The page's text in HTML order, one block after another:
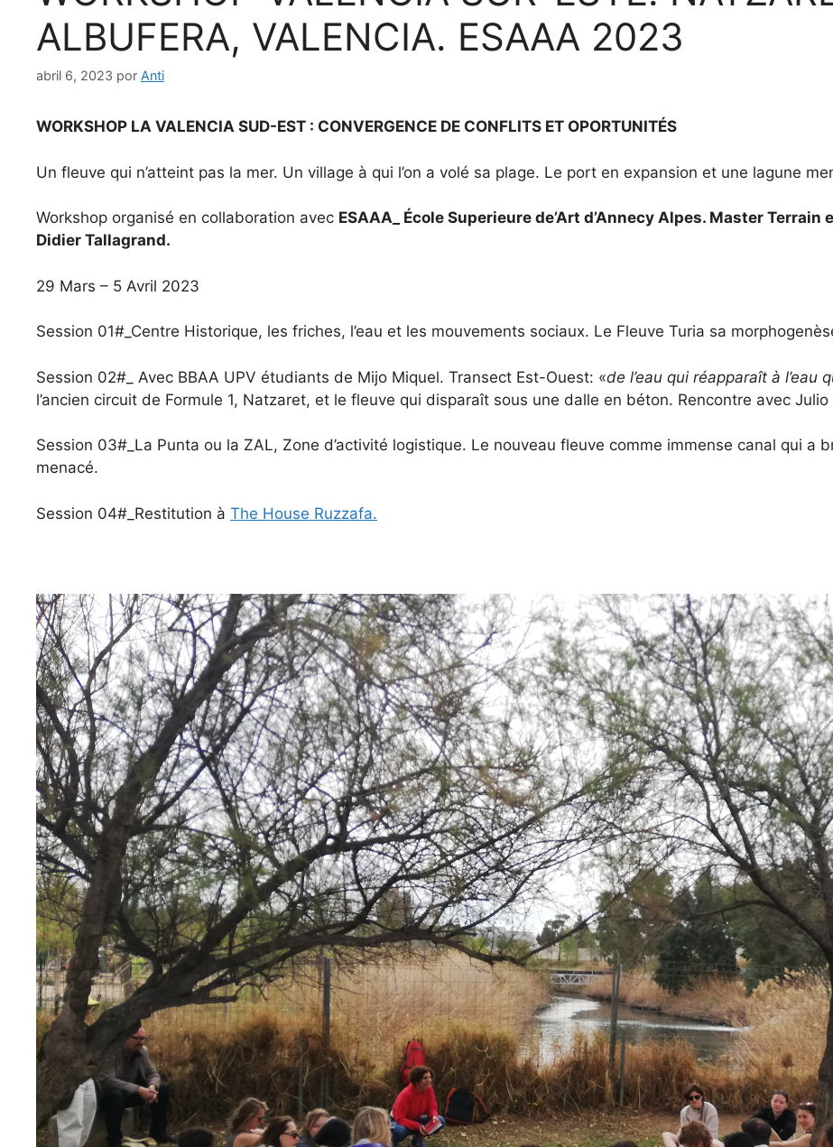
ALBUFERA, VALENCIA. ESAAA 2023
abril 6, 2023 por Anti
WORKSHOP LA VALENCIA SUD-EST : CONVERGENCE DE CONFLITS ET OPORTUNITÉS
Un fleuve qui n’atteint pas la mer. Un village à qui l’on a volé sa plage. Le port en expansion et une lagune
Workshop organisé en collaboration avec ESAAA_ École Superieure de’Art d’Annecy Alpes. Master
Didier Tallagrand.
29 Mars – 5 Avril 2023
Session 01#_ Centre Historique, les friches, l’eau et les mouvements sociaux. Le Fleuve Turia sa
Session 02#_ Avec BBAA UPV étudiants de Mijo Miquel. Transect Est-Ouest: «de l’eau qui réapparaît à l’eau
l’ancien circuit de Formule 1, Natzaret, et le fleuve qui disparaît sous une dalle en béton. Rencontre avec Julio
Session 03#_La Punta ou la ZAL, Zone d’activité logistique. Le nouveau fleuve comme immense canal qui a
menacé.
Session 04#_Restitution à The House Ruzzafa.